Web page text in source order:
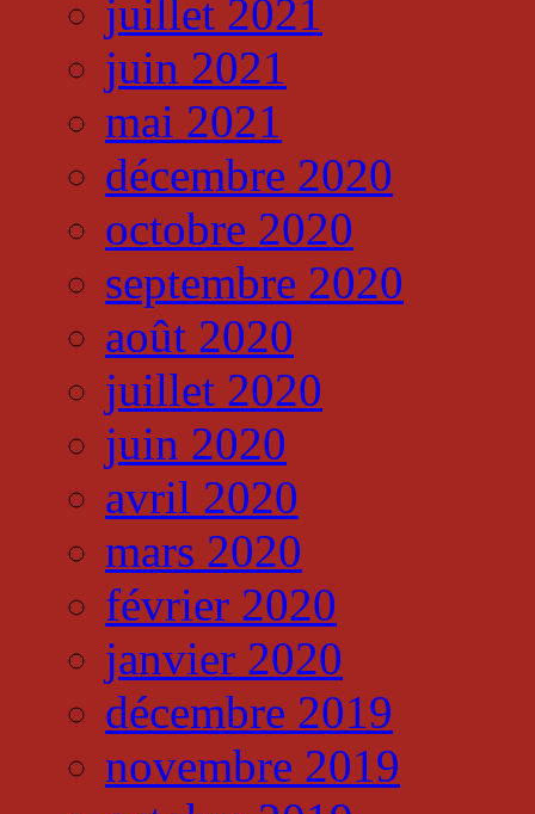
juillet 2021
juin 2021
mai 2021
décembre 2020
octobre 2020
septembre 2020
août 2020
juillet 2020
juin 2020
avril 2020
mars 2020
février 2020
janvier 2020
décembre 2019
novembre 2019